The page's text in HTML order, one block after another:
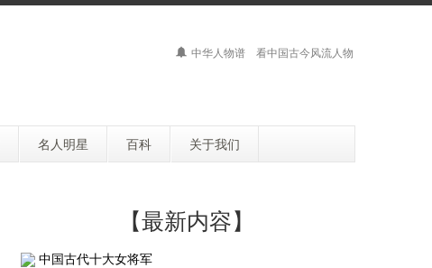
中华人物谱 看中国古今风流人物
名人明星 百科 关于我们
【最新内容】
中国古代十大女将军